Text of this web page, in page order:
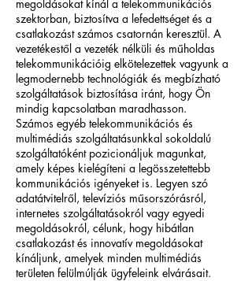
megoldásokat kínál a telekommunikációs
szektorban, biztosítva a lefedettséget és a
csatlakozást számos csatornán keresztül. A
vezetékestől a vezeték nélküli és műholdas
telekommunikációig elkötelezettek vagyunk a
legmodernebb technológiák és megbízható
szolgáltatások biztosítása iránt, hogy Ön
mindig kapcsolatban maradhasson.
Számos egyéb telekommunikációs és
multimédiás szolgáltatásunkkal sokoldalú
szolgáltatóként pozicionáljuk magunkat,
amely képes kielégíteni a legösszetettebb
kommunikációs igényeket is. Legyen szó
adatátvitelről, televíziós műsorszórásról,
internetes szolgáltatásokról vagy egyedi
megoldásokról, célunk, hogy hibátlan
csatlakozást és innovatív megoldásokat
kínáljunk, amelyek minden multimédiás
területen felülmúlják ügyfeleink elvárásait.